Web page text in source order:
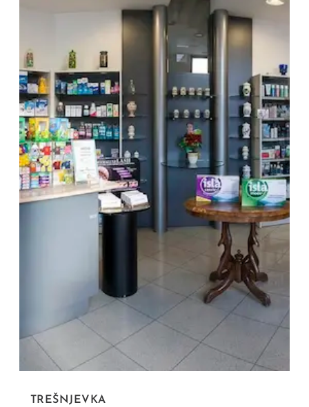
TREŠNJEVKA